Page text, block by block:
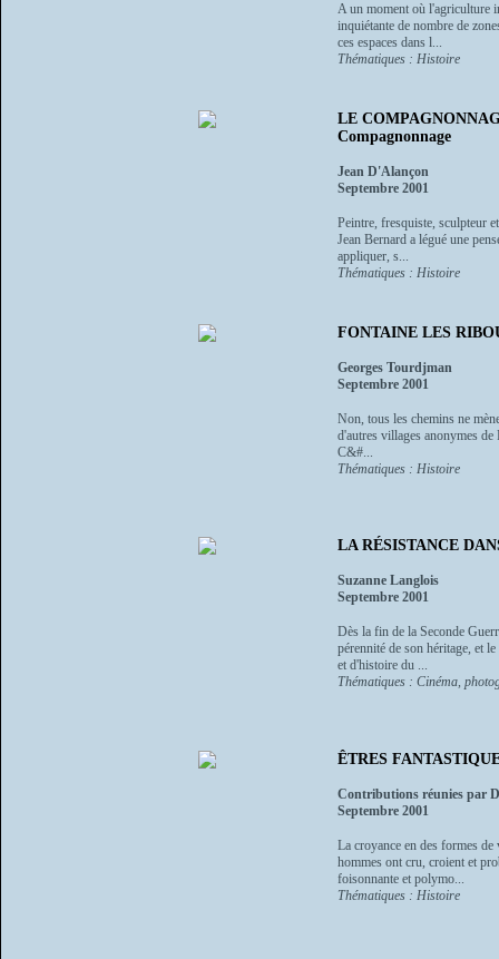
A un moment où l'agriculture
inquiétante de nombre de
ces espaces dans l...
Thématiques : Histoire
LE
Compagnonnage
Jean D'Alançon
Septembre 2001
Peintre, fresquiste, sculpteur
Jean Bernard a légué une
appliquer, s...
Thématiques : Histoire
FONTAINE LES
Georges Tourdjman
Septembre 2001
Non, tous les chemins ne
d'autres villages anonymes
C&#...
Thématiques : Histoire
LA RÉSISTANCE
Suzanne Langlois
Septembre 2001
Dès la fin de la Seconde
pérennité de son héritage, et
et d'histoire du ...
Thématiques : Cinéma,
ÊTRES
Contributions réunies par
Septembre 2001
La croyance en des formes
hommes ont cru, croient et
foisonnante et polymo...
Thématiques : Histoire